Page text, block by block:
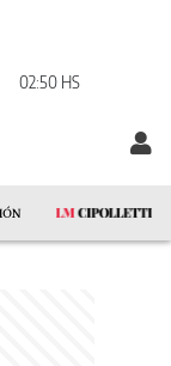
02:50 HS